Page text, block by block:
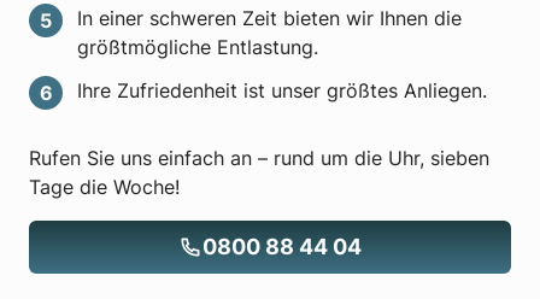
In einer schweren Zeit bieten wir Ihnen die
größtmögliche Entlastung.
Ihre Zufriedenheit ist unser größtes Anliegen.
Rufen Sie uns einfach an – rund um die Uhr, sieben
Tage die Woche!
0800 88 44 04